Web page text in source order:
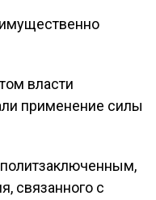
власти
применение силы
связанного с